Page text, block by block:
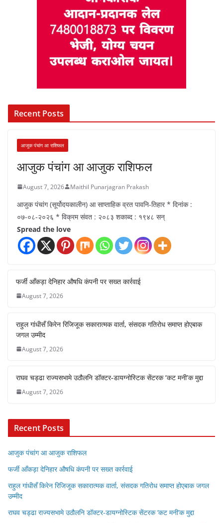
Recent Posts
आजुक पंचांग आ राशिफल
आजुक पंचांग आ आजुक राशिफल
August 7, 2026 Maithil Punarjagran Prakash
आजुक पंचांग (सूर्योदयकालीन) आ साप्ताहिक व्रत पावनि-तिहार * दिनांक :
०७-०८-२०२६ * विक्रम संवत : २०८३ शकाब्द : १९४८ सन्
Spread the love
फर्जी आँकड़ा देनिहार औषधि कंपनी पर सख्त कार्रवाई
August 7, 2026
राहुल गांधीसँ किरेन रिजिजूक सकारात्मक वार्ता, संसदक गतिरोध समाप्त होएबाक
जगल उम्मीद
August 7, 2026
राघव चड्ढा राज्यसभामे उठौलनि डॉक्टर-डायग्नोस्टिक सेंटरक ‘कट मनी’क मुद्दा
August 7, 2026
Recent Posts
आजुक पंचांग आ आजुक राशिफल
फर्जी आँकड़ा देनिहार औषधि कंपनी पर सख्त कार्रवाई
राहुल गांधीसँ किरेन रिजिजूक सकारात्मक वार्ता, संसदक गतिरोध समाप्त होएबाक जगल
उम्मीद
राघव चड्ढा राज्यसभामे उठौलनि डॉक्टर-डायग्नोस्टिक सेंटरक ‘कट मनी’क मुद्दा